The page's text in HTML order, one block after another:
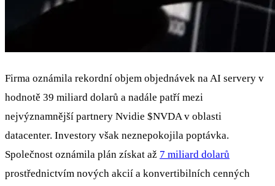
Firma oznámila rekordní objem objednávek na AI servery v
hodnotě 39 miliard dolarů a nadále patří mezi
nejvýznamnější partnery Nvidie $NVDAv oblasti
datacenter. Investory však neznepokojila poptávka.
Společnost oznámila plán získat až 7 miliard dolarů
prostřednictvím nových akcií a konvertibilních cenných